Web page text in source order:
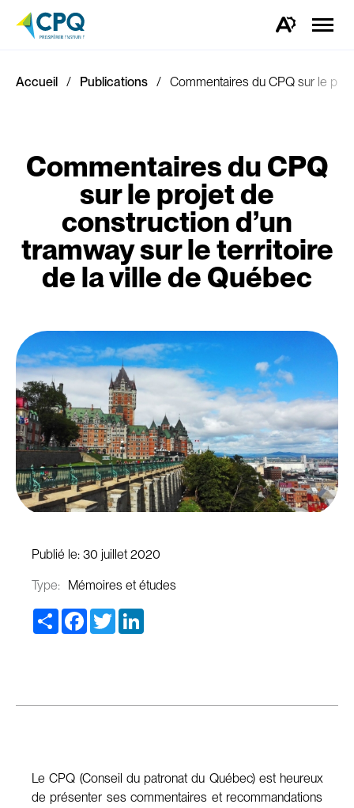
Ouvrez
d'accessibilité.
la
Accueil Publications Commentaires du CPQ sur le
Commentaires du CPQ
sur le projet de
construction d’un
tramway sur le territoire
de la ville de Québec
Publié le: 30 juillet 2020
Type:
Mémoires et études
Share Facebook
Twitter
Le CPQ (Conseil du patronat du Québec) est heureux
de présenter ses commentaires et recommandations